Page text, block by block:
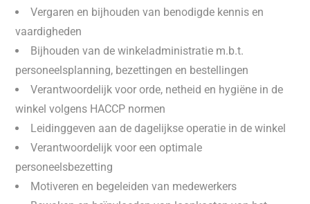
Vergaren en bijhouden van benodigde kennis en
vaardigheden
Bijhouden van de winkeladministratie m.b.t.
personeelsplanning, bezettingen en bestellingen
Verantwoordelijk voor orde, netheid en hygiëne in de
winkel volgens HACCP normen
Leidinggeven aan de dagelijkse operatie in de winkel
Verantwoordelijk voor een optimale
personeelsbezetting
Motiveren en begeleiden van medewerkers